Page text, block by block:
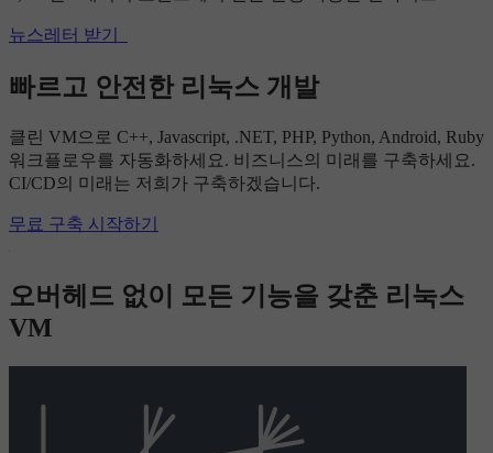
뉴스레터 받기
빠르고 안전한 리눅스 개발
클린 VM으로 C++, Javascript, .NET, PHP, Python, Android, Ruby
워크플로우를 자동화하세요. 비즈니스의 미래를 구축하세요.
CI/CD의 미래는 저희가 구축하겠습니다.
무료 구축 시작하기
오버헤드 없이 모든 기능을 갖춘 리눅스
VM